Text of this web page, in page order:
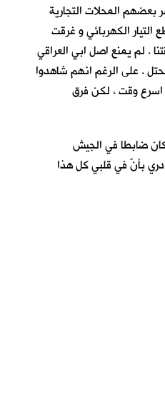
بعضهم المحلات التجارية
الكهربائي و غرقت
. لم يمنع اصل ابي العراقي
. على الرغم انهم شاهدوا
اسرع وقت ، لكن فرق
كان ضابطا في الجيش
بأنّ في قلبي كل هذا